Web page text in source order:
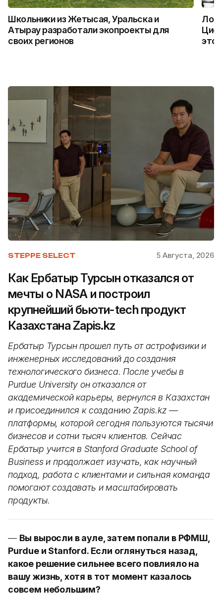
Школьники из Жетысая, Уральска и
Атырау разработали экопроекты для
своих регионов
это
STEPPE SELECT 5 Августа, 2026
Как Ербатыр Турсын отказался от
мечты о NASA и построил
крупнейший бьюти-tech продукт
Казахстана Zapis.kz
Ербатыр Турсын прошел путь от астрофизики и
инженерных исследований до создания
технологического бизнеса. После учебы в
Purdue University он отказался от
академической карьеры, вернулся в Казахстан
и присоединился к созданию Zapis.kz —
платформы, которой сегодня пользуются тысячи
бизнесов и сотни тысяч клиентов. Сейчас
Ербатыр учится в Stanford Graduate School of
Business и продолжает изучать, как научный
подход, работа с клиентами и сильная команда
помогают создавать и масштабировать
продукты.
— Вы выросли в ауле, затем попали в РФМШ,
Purdue и Stanford. Если оглянуться назад,
какое решение сильнее всего повлияло на
вашу жизнь, хотя в тот момент казалось
совсем небольшим?